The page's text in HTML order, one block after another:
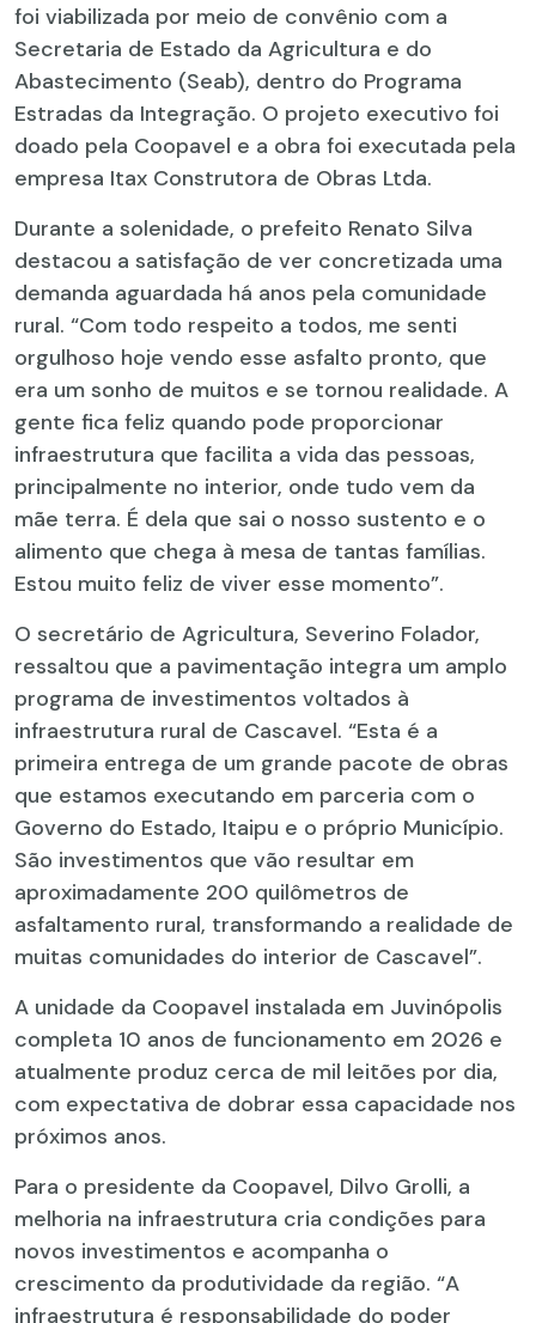
foi viabilizada por meio de convênio com a
Secretaria de Estado da Agricultura e do
Abastecimento (Seab), dentro do Programa
Estradas da Integração. O projeto executivo foi
doado pela Coopavel e a obra foi executada pela
empresa Itax Construtora de Obras Ltda.
Durante a solenidade, o prefeito Renato Silva
destacou a satisfação de ver concretizada uma
demanda aguardada há anos pela comunidade
rural. “Com todo respeito a todos, me senti
orgulhoso hoje vendo esse asfalto pronto, que
era um sonho de muitos e se tornou realidade. A
gente fica feliz quando pode proporcionar
infraestrutura que facilita a vida das pessoas,
principalmente no interior, onde tudo vem da
mãe terra. É dela que sai o nosso sustento e o
alimento que chega à mesa de tantas famílias.
Estou muito feliz de viver esse momento”.
O secretário de Agricultura, Severino Folador,
ressaltou que a pavimentação integra um amplo
programa de investimentos voltados à
infraestrutura rural de Cascavel. “Esta é a
primeira entrega de um grande pacote de obras
que estamos executando em parceria com o
Governo do Estado, Itaipu e o próprio Município.
São investimentos que vão resultar em
aproximadamente 200 quilômetros de
asfaltamento rural, transformando a realidade de
muitas comunidades do interior de Cascavel”.
A unidade da Coopavel instalada em Juvinópolis
completa 10 anos de funcionamento em 2026 e
atualmente produz cerca de mil leitões por dia,
com expectativa de dobrar essa capacidade nos
próximos anos.
Para o presidente da Coopavel, Dilvo Grolli, a
melhoria na infraestrutura cria condições para
novos investimentos e acompanha o
crescimento da produtividade da região. “A
infraestrutura é responsabilidade do poder